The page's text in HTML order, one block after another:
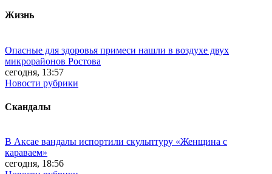
Жизнь
Опасные для здоровья примеси нашли в воздухе двух
микрорайонов Ростова
сегодня, 13:57
Новости рубрики
Скандалы
В Аксае вандалы испортили скульптуру «Женщина с
караваем»
сегодня, 18:56